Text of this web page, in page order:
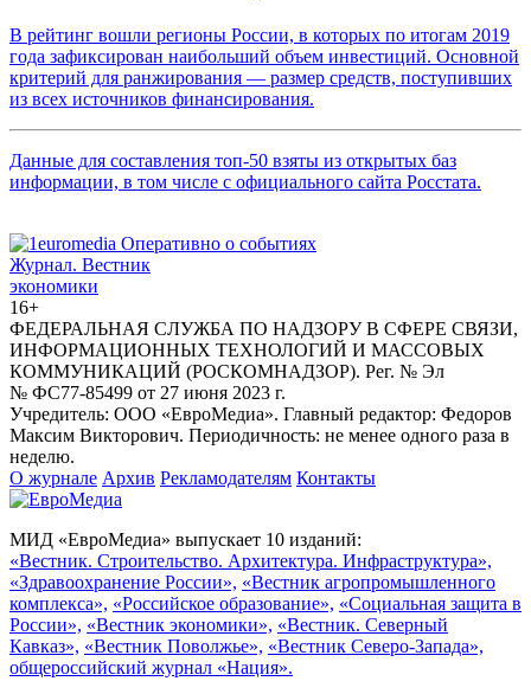
В рейтинг вошли регионы России, в которых по итогам 2019
года зафиксирован наибольший объем инвестиций. Основной
критерий для ранжирования — размер средств, поступивших
из всех источников финансирования.
Данные для составления топ-50 взяты из открытых баз
информации, в том числе с официального сайта Росстата.
Журнал. Вестник
экономики
16+
ФЕДЕРАЛЬНАЯ СЛУЖБА ПО НАДЗОРУ В СФЕРЕ СВЯЗИ,
ИНФОРМАЦИОННЫХ ТЕХНОЛОГИЙ И МАССОВЫХ
КОММУНИКАЦИЙ (РОСКОМНАДЗОР). Рег. № Эл
№ ФС77-85499 от 27 июня 2023 г.
Учредитель: ООО «ЕвроМедиа». Главный редактор: Федоров
Максим Викторович. Периодичность: не менее одного раза в
неделю.
О журнале Архив Рекламодателям Контакты
МИД «ЕвроМедиа» выпускает 10 изданий:
«Вестник. Строительство. Архитектура. Инфраструктура»,
«Здравоохранение России», «Вестник агропромышленного
комплекса», «Российское образование», «Социальная защита в
России», «Вестник экономики», «Вестник. Северный
Кавказ», «Вестник Поволжье», «Вестник Северо-Запада»,
общероссийский журнал «Нация».